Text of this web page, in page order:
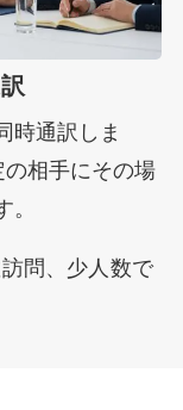
時通訳しま
相手にその場
問、少人数で